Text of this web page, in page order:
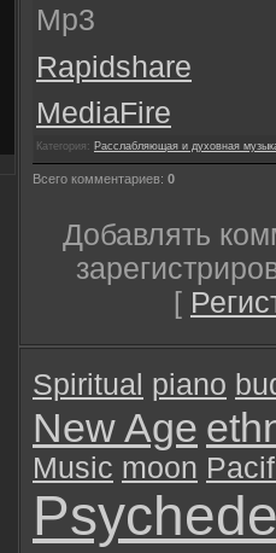
Mp3
Rapidshare
MediaFire
Категория: Расслабляющая и духовная
Всего комментариев: 0
Добавлять
[
Spiritual piano
New Age
Music moon